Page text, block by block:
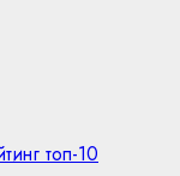
топ-10